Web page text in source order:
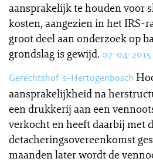
aansprakelijk te houden voor
kosten, aangezien in het IRS-
groot deel aan onderzoek op
grondslag is gewijd. 07-04-2015
Gerechtshof 's-Hertogenbosch
aansprakelijkheid na
een drukkerij aan een
verkocht en heeft daarbij met
detacheringsovereenkomst
maanden later wordt de